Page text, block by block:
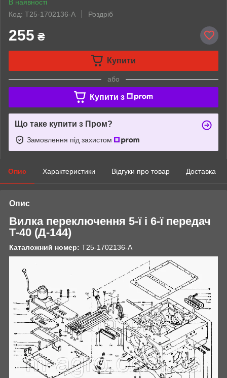
В наявності
Код: Т25-1702136-А
Роздріб
255 ₴
Купити
або
Купити з
Що таке купити з Пром?
Замовлення під захистом
Опис Характеристики Відгуки про товар Доставка
Опис
Вилка переключення 5-ї і 6-ї передач
Т-40 (Д-144)
Каталожний номер: Т25-1702136-А